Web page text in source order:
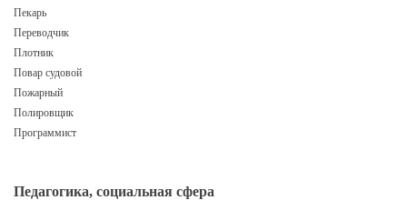
Пекарь
Переводчик
Плотник
Повар судовой
Пожарный
Полировщик
Программист
Педагогика, социальная сфера